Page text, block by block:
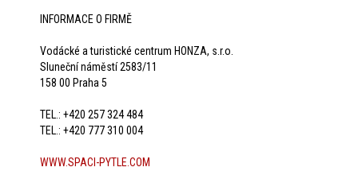
INFORMACE O FIRMĚ
Vodácké a turistické centrum HONZA, s.r.o.
Sluneční náměstí 2583/11
158 00 Praha 5
TEL.: +420 257 324 484
TEL.: +420 777 310 004
WWW.SPACI-PYTLE.COM